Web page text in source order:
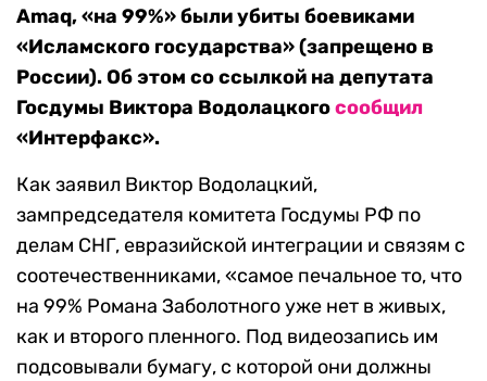
Amaq, «на 99%» были убиты боевиками
«Исламского государства» (запрещено в
России). Об этом со ссылкой на депутата
Госдумы Виктора Водолацкогосообщил
«Интерфакс».
Как заявил Виктор Водолацкий,
зампредседателя комитета Госдумы РФ по
делам СНГ, евразийской интеграции и связям с
соотечественниками, «самое печальное то, что
на 99% Романа Заболотного уже нет в живых,
как и второго пленного. Под видеозапись им
подсовывали бумагу, с которой они должны